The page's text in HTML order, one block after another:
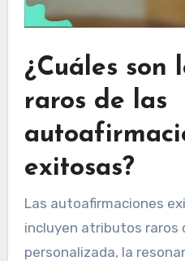
¿Cuáles son
raros de las
exitosas?
Las autoafirmaciones
incluyen atributos raros
personalizada, la